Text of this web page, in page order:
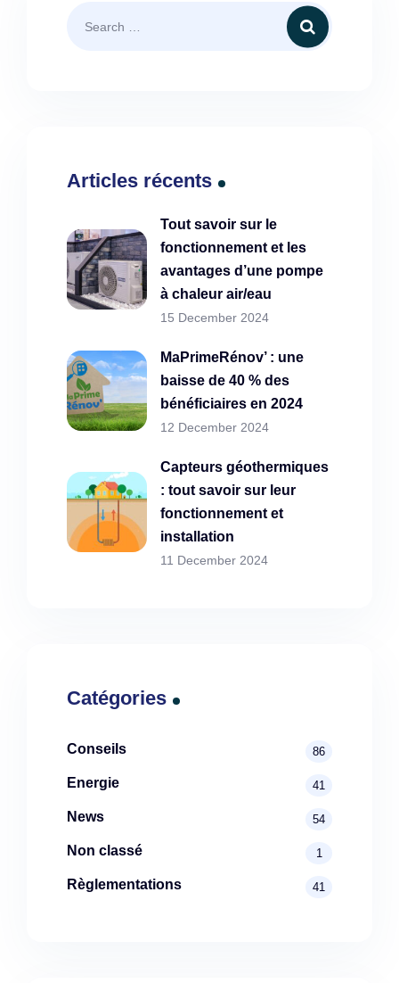
Articles récents
Tout savoir sur le
fonctionnement et les
avantages d’une pompe
à chaleur air/eau
15 December 2024
MaPrimeRénov’ : une
baisse de 40 % des
bénéficiaires en 2024
12 December 2024
Capteurs géothermiques
: tout savoir sur leur
fonctionnement et
installation
11 December 2024
Catégories
Conseils 86
Energie 41
News 54
Non classé 1
Règlementations 41